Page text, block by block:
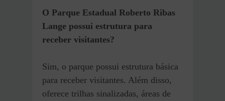
O Parque Estadual Roberto Ribas
Lange possui estrutura para
receber visitantes?
Sim, o parque possui estrutura básica
para receber visitantes. Além disso,
oferece trilhas sinalizadas, áreas de